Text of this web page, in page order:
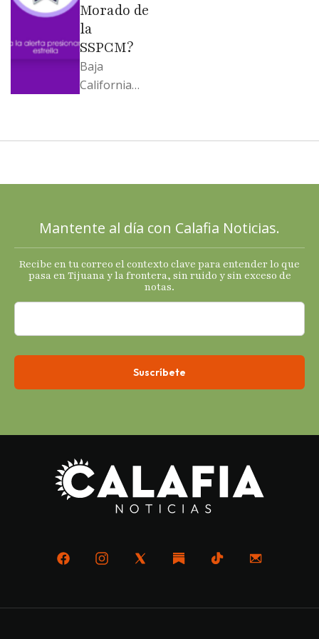
Morado de
la
SSPCM?
Baja
California
2025 con
termómetro
s
económicos.
Mantente al día con Calafia Noticias.
Recibe en tu correo el contexto clave para entender lo que
pasa en Tijuana y la frontera, sin ruido y sin exceso de
notas.